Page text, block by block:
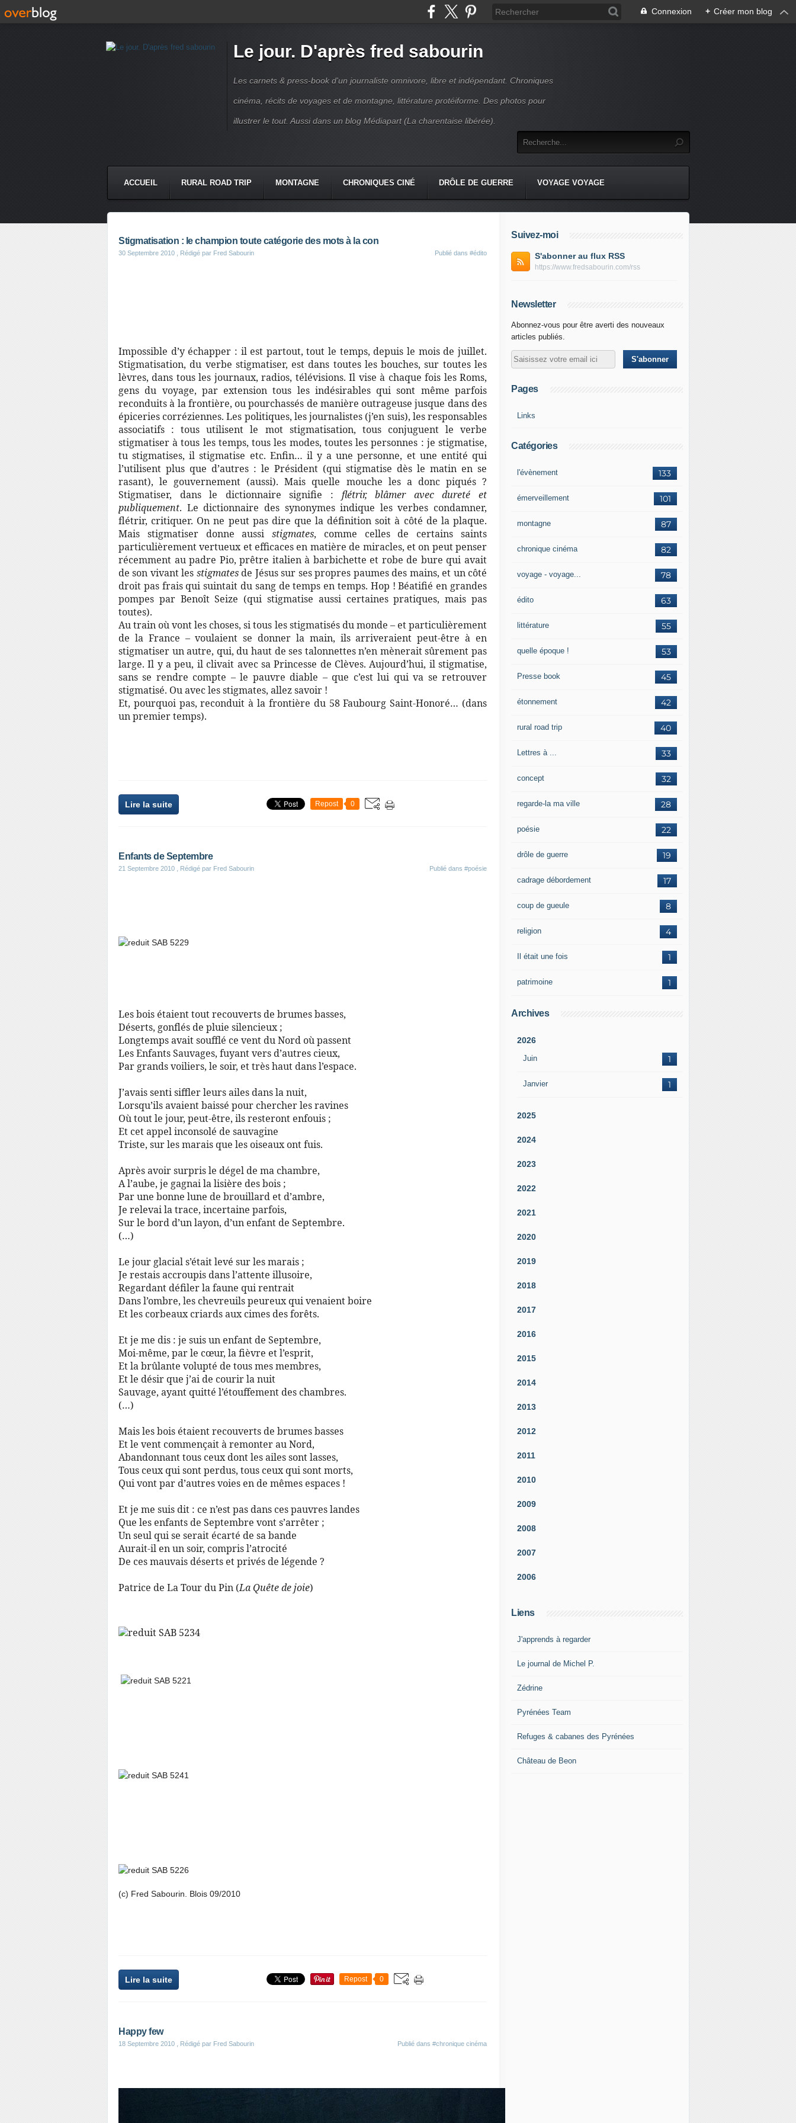
Connexion + Créer mon blog
Le jour. D'après fred sabourin
Les carnets & press-book d'un journaliste omnivore, libre et indépendant. Chroniques
cinéma, récits de voyages et de montagne, littérature protéiforme. Des photos pour
illustrer le tout. Aussi dans un blog Médiapart (La charentaise libérée).
ACCUEIL RURAL ROAD TRIP MONTAGNE CHRONIQUES CINÉ DRÔLE DE GUERRE VOYAGE VOYAGE
Stigmatisation : le champion toute catégorie des mots à la con
30 Septembre 2010 , Rédigé par Fred Sabourin Publié dans #édito
Impossible d’y échapper : il est partout, tout le temps, depuis le mois de juillet.
Stigmatisation, du verbe stigmatiser, est dans toutes les bouches, sur toutes les
lèvres, dans tous les journaux, radios, télévisions. Il vise à chaque fois les Roms,
gens du voyage, par extension tous les indésirables qui sont même parfois
reconduits à la frontière, ou pourchassés de manière outrageuse jusque dans des
épiceries corréziennes. Les politiques, les journalistes (j’en suis), les responsables
associatifs : tous utilisent le mot stigmatisation, tous conjuguent le verbe
stigmatiser à tous les temps, tous les modes, toutes les personnes : je stigmatise,
tu stigmatises, il stigmatise etc. Enfin… il y a une personne, et une entité qui
l’utilisent plus que d’autres : le Président (qui stigmatise dès le matin en se
rasant), le gouvernement (aussi). Mais quelle mouche les a donc piqués ?
Stigmatiser, dans le dictionnaire signifie : flétrir, blâmer avec dureté et
publiquement. Le dictionnaire des synonymes indique les verbes condamner,
flétrir, critiquer. On ne peut pas dire que la définition soit à côté de la plaque.
Mais stigmatiser donne aussistigmates, comme celles de certains saints
particulièrement vertueux et efficaces en matière de miracles, et on peut penser
récemment au padre Pio, prêtre italien à barbichette et robe de bure qui avait
de son vivant les stigmatesde Jésus sur ses propres paumes des mains, et un côté
droit pas frais qui suintait du sang de temps en temps. Hop ! Béatifié en grandes
pompes par Benoît Seize (qui stigmatise aussi certaines pratiques, mais pas
toutes).
Au train où vont les choses, si tous les stigmatisés du monde – et particulièrement
de la France – voulaient se donner la main, ils arriveraient peut-être à en
stigmatiser un autre, qui, du haut de ses talonnettes n’en mènerait sûrement pas
large. Il y a peu, il clivait avec sa Princesse de Clèves. Aujourd’hui, il stigmatise,
sans se rendre compte – le pauvre diable – que c’est lui qui va se retrouver
stigmatisé. Ou avec les stigmates, allez savoir !
Et, pourquoi pas, reconduit à la frontière du 58 Faubourg Saint-Honoré… (dans
un premier temps).
Lire la suite Repost 0
Enfants de Septembre
21 Septembre 2010 , Rédigé par Fred Sabourin Publié dans #poésie
Les bois étaient tout recouverts de brumes basses,
Déserts, gonflés de pluie silencieux ;
Longtemps avait soufflé ce vent du Nord où passent
Les Enfants Sauvages, fuyant vers d’autres cieux,
Par grands voiliers, le soir, et très haut dans l’espace.
J’avais senti siffler leurs ailes dans la nuit,
Lorsqu’ils avaient baissé pour chercher les ravines
Où tout le jour, peut-être, ils resteront enfouis ;
Et cet appel inconsolé de sauvagine
Triste, sur les marais que les oiseaux ont fuis.
Après avoir surpris le dégel de ma chambre,
A l’aube, je gagnai la lisière des bois ;
Par une bonne lune de brouillard et d’ambre,
Je relevai la trace, incertaine parfois,
Sur le bord d’un layon, d’un enfant de Septembre.
(…)
Le jour glacial s’était levé sur les marais ;
Je restais accroupis dans l’attente illusoire,
Regardant défiler la faune qui rentrait
Dans l’ombre, les chevreuils peureux qui venaient boire
Et les corbeaux criards aux cimes des forêts.
Et je me dis : je suis un enfant de Septembre,
Moi-même, par le cœur, la fièvre et l’esprit,
Et la brûlante volupté de tous mes membres,
Et le désir que j’ai de courir la nuit
Sauvage, ayant quitté l’étouffement des chambres.
(…)
Mais les bois étaient recouverts de brumes basses
Et le vent commençait à remonter au Nord,
Abandonnant tous ceux dont les ailes sont lasses,
Tous ceux qui sont perdus, tous ceux qui sont morts,
Qui vont par d’autres voies en de mêmes espaces !
Et je me suis dit : ce n’est pas dans ces pauvres landes
Que les enfants de Septembre vont s’arrêter ;
Un seul qui se serait écarté de sa bande
Aurait-il en un soir, compris l’atrocité
De ces mauvais déserts et privés de légende ?
Patrice de La Tour du Pin (La Quête de joie)
(c) Fred Sabourin. Blois 09/2010
Lire la suite Repost 0
Happy few
18 Septembre 2010 , Rédigé par Fred Sabourin Publié dans #chronique cinéma
Suivez-moi
S'abonner au flux RSS
https://www.fredsabourin.com/rss
Newsletter
Abonnez-vous pour être averti des nouveaux
articles publiés.
Pages
Links
Catégories
133
l'évènement
101
émerveillement
87
montagne
82
chronique cinéma
78
voyage - voyage...
63
édito
55
littérature
53
quelle époque !
45
Presse book
42
étonnement
40
rural road trip
33
Lettres à ...
32
concept
28
regarde-la ma ville
22
poésie
19
drôle de guerre
17
cadrage débordement
8
coup de gueule
4
religion
1
Il était une fois
1
patrimoine
Archives
2026
Juin 1
Janvier 1
2025
2024
2023
2022
2021
2020
2019
2018
2017
2016
2015
2014
2013
2012
2011
2010
2009
2008
2007
2006
Liens
J'apprends à regarder
Le journal de Michel P.
Zédrine
Pyrénées Team
Refuges & cabanes des Pyrénées
Château de Beon